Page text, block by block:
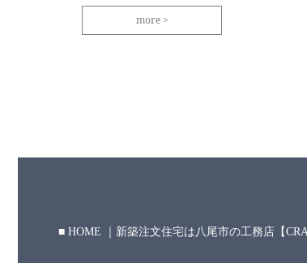
more
HOME ｜新築注文住宅は八尾市の工務店【